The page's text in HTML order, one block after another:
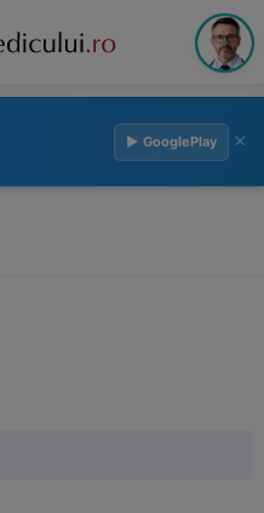
▶ GooglePlay ×